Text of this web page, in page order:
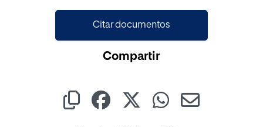
Citar documentos
Compartir